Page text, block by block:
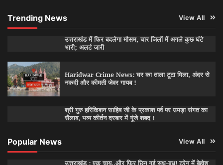
Trending News View All
उत्तराखंड में फिर बदलेगा मौसम, चार जिलों में अगले कुछ घंटे
भारी; अलर्ट जारी
Haridwar Crime News: घर का ताला टूटा मिला, अंदर से
नकदी और कीमती जेवर गायब !
श्री गुरु हरिकिशन साहिब जी के प्रकाश पर्व पर उमड़ा संगत का
सैलाब, भव्य कीर्तन दरबार में गूंजे शबद !
Popular News View All